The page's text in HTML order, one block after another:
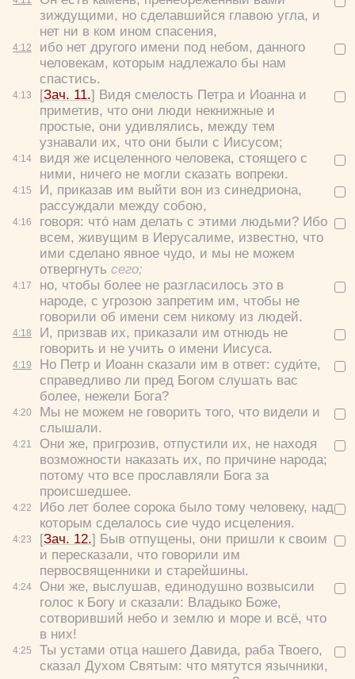
4:12
4:13
4:14
4:15
4:16
4:17
4:18
4:19
4:20
4:21
4:22
4:23
4:24
4:25
зиждущими, но сделавшийся главою угла, и
нет ни в ком ином спасения,
ибо нет другого имени под небом, данного
человекам, которым надлежало бы нам
спастись.
[Зач. 11.] Видя смелость Петра и Иоанна и
приметив, что они люди некнижные и
простые, они удивлялись, между тем
узнавали их, что они были с Иисусом;
видя же исцеленного человека, стоящего с
ними, ничего не могли сказать вопреки.
И, приказав им выйти вон из синедриона,
рассуждали между собою,
говоря: что́ нам делать с этими людьми? Ибо
всем, живущим в Иерусалиме, известно, что
ими сделано явное чудо, и мы не можем
отвергнуть сего;
но, чтобы более не разгласилось это в
народе, с угрозою запретим им, чтобы не
говорили об имени сем никому из людей.
И, призвав их, приказали им отнюдь не
говорить и не учить о имени Иисуса.
Но Петр и Иоанн сказали им в ответ: суди́те,
справедливо ли пред Богом слушать вас
более, нежели Бога?
Мы не можем не говорить того, что видели и
слышали.
Они же, пригрозив, отпустили их, не находя
возможности наказать их, по причине народа;
потому что все прославляли Бога за
происшедшее.
Ибо лет более сорока было тому человеку, над
которым сделалось сие чудо исцеления.
[Зач. 12.] Быв отпущены, они пришли к своим
и пересказали, что говорили им
первосвященники и старейшины.
Они же, выслушав, единодушно возвысили
голос к Богу и сказали: Владыко Боже,
сотворивший небо и землю и море и всё, что
в них!
Ты устами отца нашего Давида, раба Твоего,
сказал Духом Святым: что мятутся язычники,